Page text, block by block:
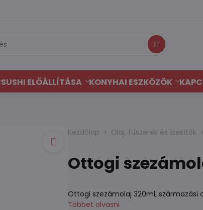
Keresés
SUSHI ELŐÁLLÍTÁSA KONYHAI ESZKÖZÖK
Kezdőlap Olaj, fűszerek és ízesítők
Ottogi
Ottogi szezámolaj 320ml, származási
Többet olvasni